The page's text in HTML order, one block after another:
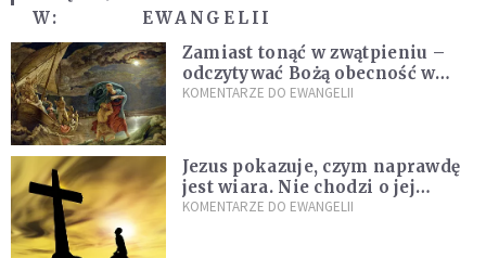
W:
EWANGELII
Zamiast tonąć w zwątpieniu –
odczytywać Bożą obecność w
burzach codziennego życia
KOMENTARZE DO EWANGELII
Jezus pokazuje, czym naprawdę
jest wiara. Nie chodzi o jej
wielkość
KOMENTARZE DO EWANGELII